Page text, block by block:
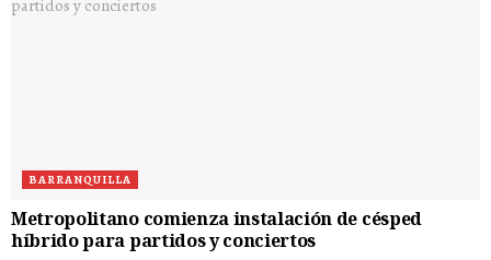
BARRANQUILLA
Metropolitano comienza instalación de césped
híbrido para partidos y conciertos